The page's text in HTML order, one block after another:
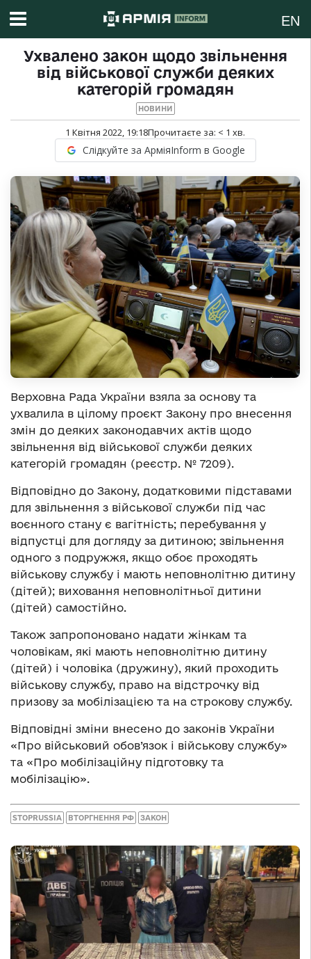
EN
Ухвалено закон щодо звільнення
від військової служби деяких
категорій громадян
НОВИНИ
1 Квітня 2022, 19:18Прочитаєте за: < 1 хв.
Слідкуйте за АрміяInform в Google
Верховна Рада України взяла за основу та
ухвалила в цілому проєкт Закону про внесення
змін до деяких законодавчих актів щодо
звільнення від військової служби деяких
категорій громадян (реєстр. № 7209).
Відповідно до Закону, додатковими підставами
для звільнення з військової служби під час
воєнного стану є вагітність; перебування у
відпустці для догляду за дитиною; звільнення
одного з подружжя, якщо обоє проходять
військову службу і мають неповнолітню дитину
(дітей); виховання неповнолітньої дитини
(дітей) самостійно.
Також запропоновано надати жінкам та
чоловікам, які мають неповнолітню дитину
(дітей) і чоловіка (дружину), який проходить
військову службу, право на відстрочку від
призову за мобілізацією та на строкову службу.
Відповідні зміни внесено до законів України
«Про військовий обов’язок і військову службу»
та «Про мобілізаційну підготовку та
мобілізацію».
STOPRUSSIA ВТОРГНЕННЯ РФ ЗАКОН